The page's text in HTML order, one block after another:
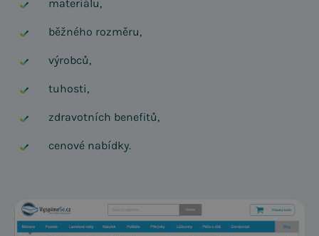
materiálu,
běžného rozměru,
výrobců,
tuhosti,
zdravotních benefitů,
cenové nabídky.